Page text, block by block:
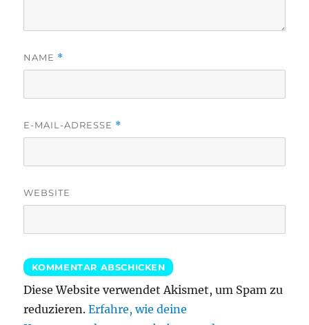
NAME *
E-MAIL-ADRESSE *
WEBSITE
Diese Website verwendet Akismet, um Spam zu
reduzieren.Erfahre, wie deine